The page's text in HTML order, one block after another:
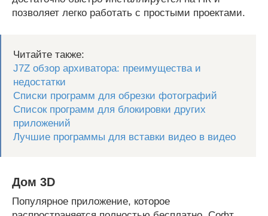
позволяет легко работать с простыми проектами.
Читайте также:
J7Z обзор архиватора: преимущества и
недостатки
Списки программ для обрезки фотографий
Список программ для блокировки других
приложений
Лучшие программы для вставки видео в видео
Дом 3D
Популярное приложение, которое